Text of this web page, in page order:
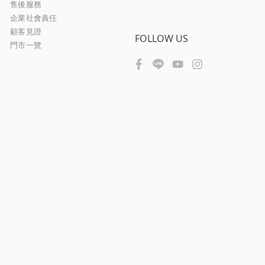
售後服務
企業社會責任
顧客見證
門市一覽
FOLLOW US